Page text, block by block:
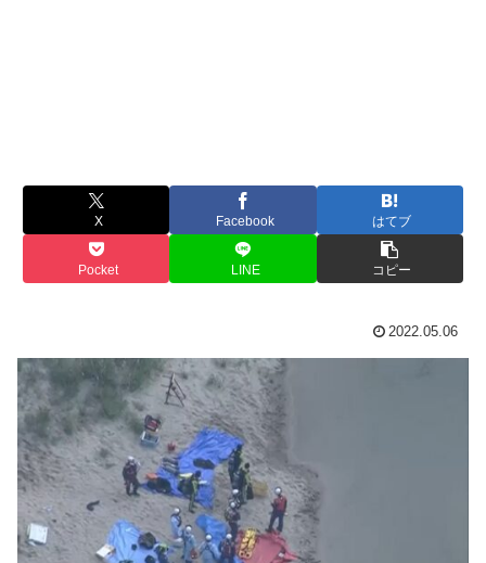
X Facebook はてブ
Pocket LINE コピー
2022.05.06